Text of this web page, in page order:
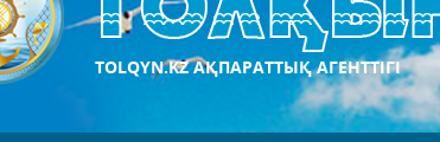
TOLQYN.KZ АҚПАРАТТЫҚ АГЕНТТІГІ